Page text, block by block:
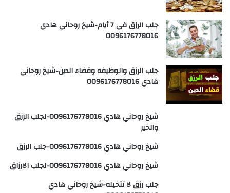
جلب الرزق في 7 أيام-شيخ روحاني هادي
0096176778016
جلب الرزق والوظيفه وقضاء الدين-شيخ روحاني
هادي 0096176778016
شيخ روحاني هادي 0096176778016-لجلب الرزق
والخير
شيخ روحاني هادي 0096176778016-جلب الرزق
شيخ روحاني هادي 0096176778016-لجلب الارزاق
جلب رزق لا تتخيله-شيخ روحاني هادي